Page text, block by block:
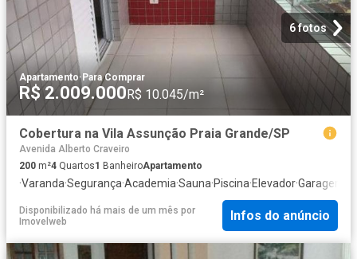
6 fotos
Apartamento· Para Comprar
R$ 2.009.000 R$ 10.045/m²
Cobertura na Vila Assunção Praia Grande/SP
Avenida Alberto Craveiro
200 m²4 Quartos1 BanheiroApartamento
·Varanda·Segurança·Academia·Sauna·Piscina·Elevador·Garagem
Disponibilizado há mais de um mês por
Imovelweb
Infos do anúncio